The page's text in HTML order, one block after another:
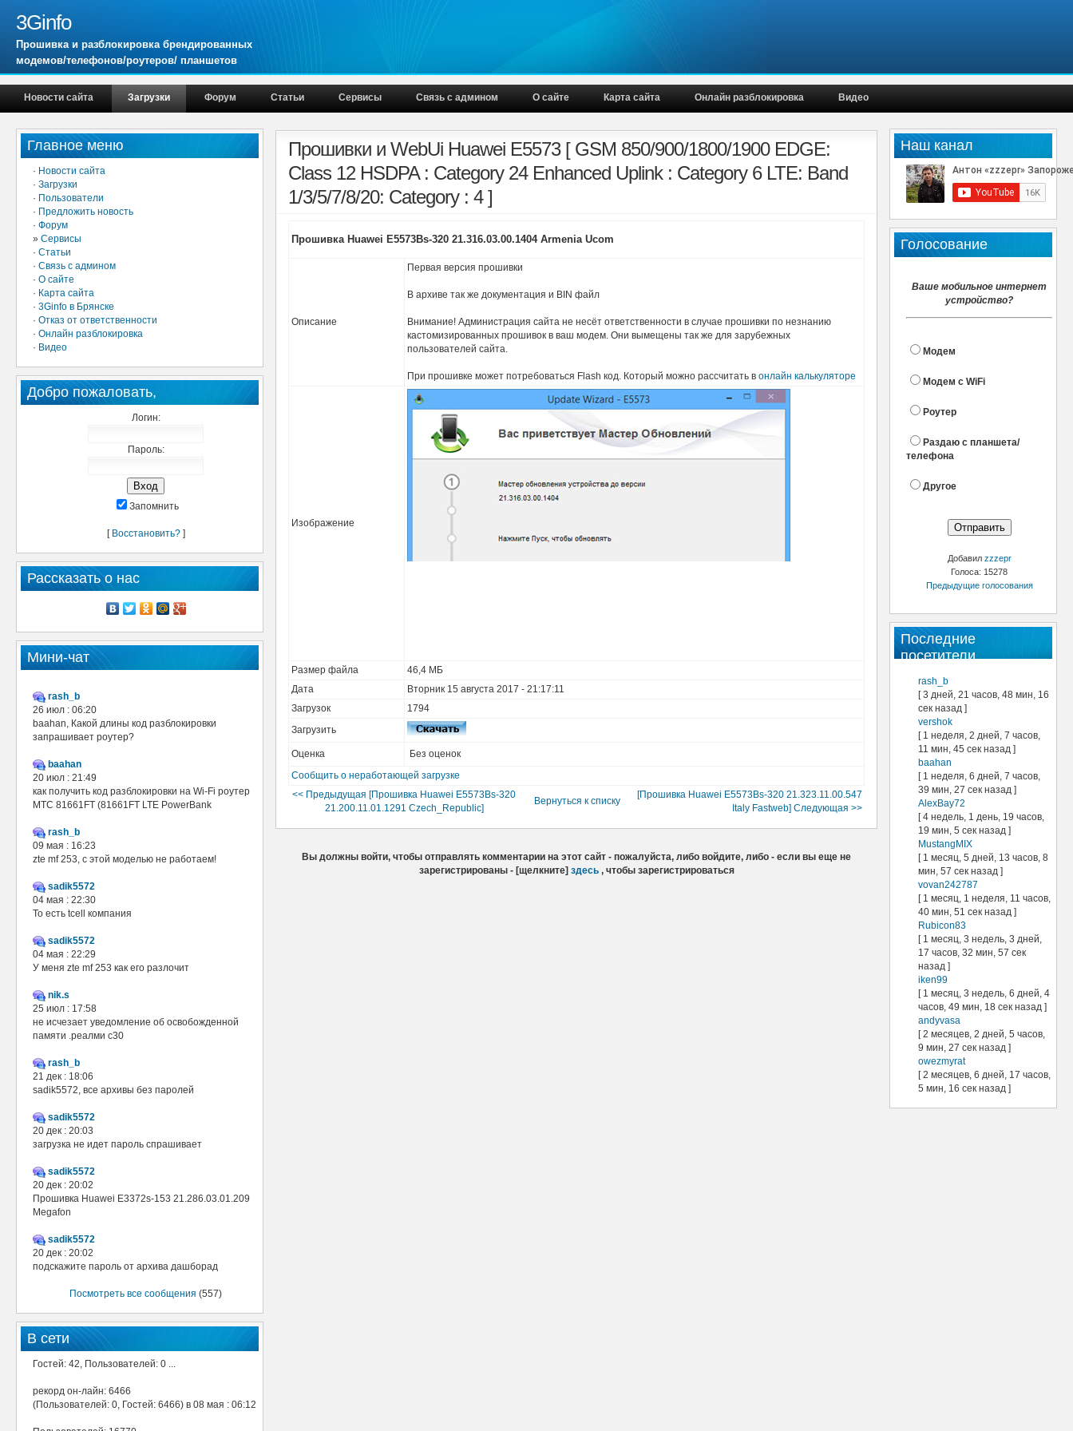
3Ginfo
Прошивка и разблокировка брендированных
модемов/телефонов/роутеров/ планшетов
Новости сайта Загрузки Форум Статьи Сервисы Связь с админом О сайте Карта сайта Онлайн разблокировка Видео
Наш канал
Голосование
Ваше мобильное интернет
устройство?
Модем
Модем с WiFi
Роутер
Раздаю с планшета/
телефона
Другое
Добавил zzzepr
Голоса: 15278
Предыдущие голосования
Последние
посетители
rash_b
[ 3 дней, 21 часов, 48 мин, 16
сек назад ]
vershok
[ 1 неделя, 2 дней, 7 часов,
11 мин, 45 сек назад ]
baahan
[ 1 неделя, 6 дней, 7 часов,
39 мин, 27 сек назад ]
AlexBay72
[ 4 недель, 1 день, 19 часов,
19 мин, 5 сек назад ]
MustangMIX
[ 1 месяц, 5 дней, 13 часов, 8
мин, 57 сек назад ]
vovan242787
[ 1 месяц, 1 неделя, 11 часов,
40 мин, 51 сек назад ]
Rubicon83
[ 1 месяц, 3 недель, 3 дней,
17 часов, 32 мин, 57 сек
назад ]
iken99
[ 1 месяц, 3 недель, 6 дней, 4
часов, 49 мин, 18 сек назад ]
andyvasa
[ 2 месяцев, 2 дней, 5 часов,
9 мин, 27 сек назад ]
owezmyrat
[ 2 месяцев, 6 дней, 17 часов,
5 мин, 16 сек назад ]
Главное меню
· Новости сайта
· Загрузки
· Пользователи
· Предложить новость
· Форум
» Сервисы
· Статьи
· Связь с админом
· О сайте
· Карта сайта
· 3Ginfo в Брянске
· Отказ от ответственности
· Онлайн разблокировка
· Видео
Добро пожаловать,
Логин:
Пароль:
Запомнить
[ Восстановить?]
Рассказать о нас
Мини-чат
rash_b
26 июл : 06:20
baahan, Какой длины код разблокировки
запрашивает роутер?
baahan
20 июл : 21:49
как получить код разблокировки на Wi-Fi роутер
МТС 81661FT (81661FT LTE PowerBank
rash_b
09 мая : 16:23
zte mf 253, с этой моделью не работаем!
sadik5572
04 мая : 22:30
То есть tcell компания
sadik5572
04 мая : 22:29
У меня zte mf 253 как его разлочит
nik.s
25 июл : 17:58
не исчезает уведомление об освобожденной
памяти .реалми с30
rash_b
21 дек : 18:06
sadik5572, все архивы без паролей
sadik5572
20 дек : 20:03
загрузка не идет пароль спрашивает
sadik5572
20 дек : 20:02
Прошивка Huawei E3372s-153 21.286.03.01.209
Megafon
sadik5572
20 дек : 20:02
подскажите пароль от архива дашборад
Посмотреть все сообщения (557)
В сети
Гостей: 42, Пользователей: 0 ...
рекорд он-лайн: 6466
(Пользователей: 0, Гостей: 6466) в 08 мая : 06:12
Прошивки и WebUi Huawei E5573 [ GSM 850/900/1800/1900 EDGE:
Class 12 HSDPA : Category 24 Enhanced Uplink : Category 6 LTE: Band
1/3/5/7/8/20: Category : 4 ]
Прошивка Huawei E5573Bs-320 21.316.03.00.1404 Armenia Ucom
Описание
Первая версия прошивки
В архиве так же документация и BIN файл
Внимание! Администрация сайта не несёт ответственности в случае прошивки по незнанию
кастомизированных прошивок в ваш модем. Они вымещены так же для зарубежных
пользователей сайта.
При прошивке может потребоваться Flash код. Который можно расcчитать в онлайн калькуляторе
Изображение
Размер файла
46,4 МБ
Дата
Вторник 15 августа 2017 - 21:17:11
Загрузок
1794
Загрузить
Оценка
Без оценок
Сообщить о неработающей загрузке
<< Предыдущая [Прошивка Huawei E5573Bs-320
21.200.11.01.1291 Czech_Republic]
Вернуться к списку
[Прошивка Huawei E5573Bs-320 21.323.11.00.547
Italy Fastweb] Следующая >>
Вы должны войти, чтобы отправлять комментарии на этот сайт - пожалуйста, либо войдите, либо - если вы еще не
зарегистрированы - [щелкните] здесь, чтобы зарегистрироваться